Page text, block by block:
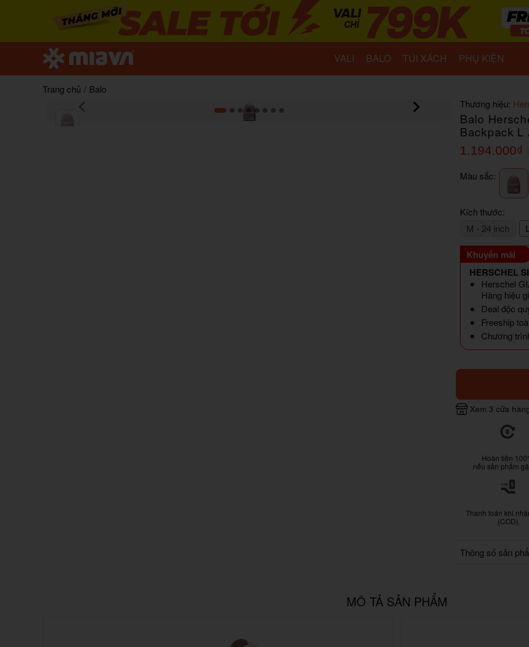
VALI BALO TÚI XÁCH PHỤ KIỆN
Trang chủ / Balo
Thương hiệu:
Balo
Backpack L
1.194.000₫
Màu sắc:
Kích thước:
M - 24 inch
Khuyến mãi
HERSCHEL
Herschel
Hàng hiệu
Deal độc
Freeship
Chương
Xem 3 cửa
Hoàn tiền
nếu sản phẩm
Thanh toán khi
(COD)
Thông số sản
MÔ TẢ SẢN PHẨM